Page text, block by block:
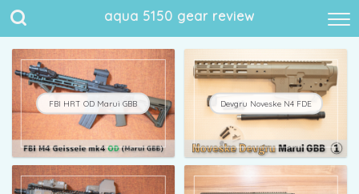
aqua 5150 gear review
FBI HRT OD Marui GBB Devgru Noveske N4 FDE